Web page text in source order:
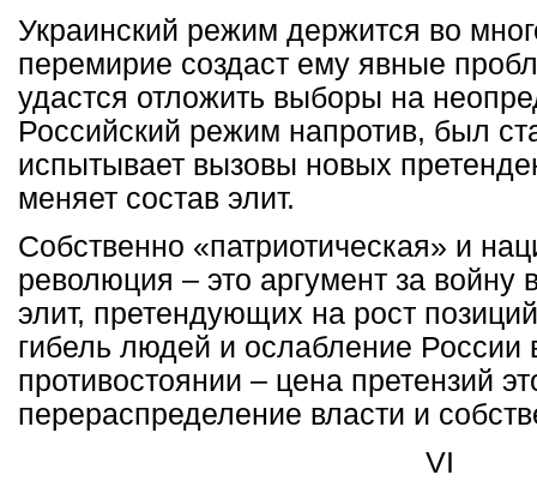
Украинский режим держится во
перемирие создаст ему явные
удастся отложить выборы на
Российский режим напротив, был
испытывает вызовы новых
меняет состав элит.
Собственно «патриотическая» и
революция – это аргумент за войну
элит, претендующих на рост
гибель людей и ослабление России
противостоянии – цена претензий
перераспределение власти и
VI